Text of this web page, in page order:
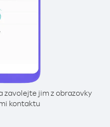
zavolejte jim z obrazovky
kontaktu